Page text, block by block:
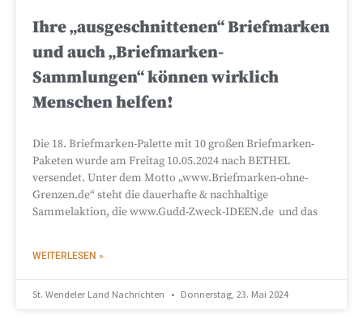
Ihre „ausgeschnittenen“ Briefmarken
und auch „Briefmarken-
Sammlungen“ können wirklich
Menschen helfen!
Die 18. Briefmarken-Palette mit 10 großen Briefmarken-
Paketen wurde am Freitag 10.05.2024 nach BETHEL
versendet. Unter dem Motto „www.Briefmarken-ohne-
Grenzen.de“ steht die dauerhafte & nachhaltige
Sammelaktion, die www.Gudd-Zweck-IDEEN.de und das
WEITERLESEN »
St. Wendeler Land Nachrichten Donnerstag, 23. Mai 2024